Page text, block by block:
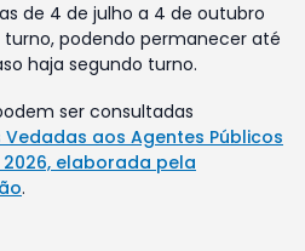
de 4 de julho a 4 de outubro
podendo permanecer até
haja segundo turno.
ser consultadas
aos Agentes Públicos
2026, elaborada pela
.